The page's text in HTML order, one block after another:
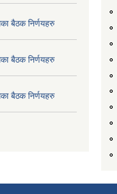
बैठक निर्णयहरु
बैठक निर्णयहरु
बैठक निर्णयहरु